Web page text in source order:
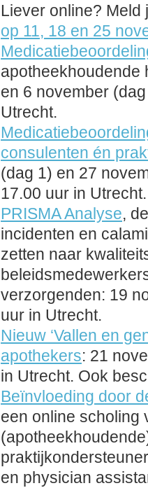
Liever online?
op 11, 18 en 25
apotheekhoudende
en 6 november
Utrecht.
consulenten én
(dag 1) en 27
17.00 uur in Utrecht.
PRISMA Analyse,
incidenten en
zetten naar
verzorgenden: 19
uur in Utrecht.
Nieuw ‘Vallen en
apothekers: 21
in Utrecht. Ook
Beïnvloeding door
een online scholing
en physician